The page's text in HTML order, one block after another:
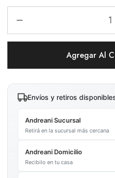
Agregar Al
Envíos y retiros
Andreani Sucursal
Retirá en la sucursal más cercana
Andreani Domicilio
Recibilo en tu casa